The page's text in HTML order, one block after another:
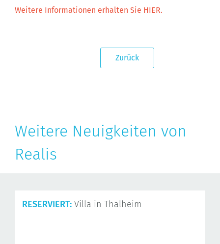
Weitere Informationen erhalten Sie HIER.
Zurück
Weitere Neuigkeiten von
Realis
RESERVIERT: Villa in Thalheim